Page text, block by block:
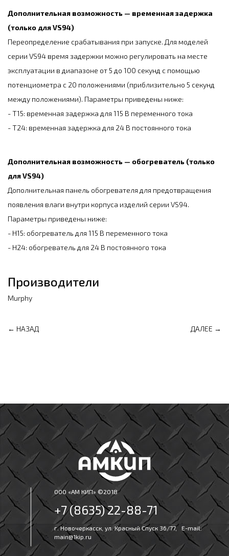
Дополнительная возможность — временная задержка
(только для VS94)
Переопределение срабатывания при запуске. Для моделей
серии VS94 время задержки можно регулировать на месте
эксплуатации в диапазоне от 5 до 100 секунд с помощью
потенциометра с 20 положениями (приблизительно 5 секунд
между положениями). Параметры приведены ниже:
- T15: временная задержка для 115 В переменного тока
- T24: временная задержка для 24 В постоянного тока
Дополнительная возможность — обогреватель (только
для VS94)
Дополнительная панель обогревателя для предотвращения
появления влаги внутри корпуса изделий серии VS94.
Параметры приведены ниже:
- H15: обогреватель для 115 В переменного тока
- H24: обогреватель для 24 В постоянного тока
Производители
Murphy
← НАЗАД ДАЛЕЕ →
ООО «АМ КИП» ©2018
+7 (8635) 22-88-71
г. Новочеркасск, ул. Красный Спуск 36/77, E-mail:
main@1kip.ru